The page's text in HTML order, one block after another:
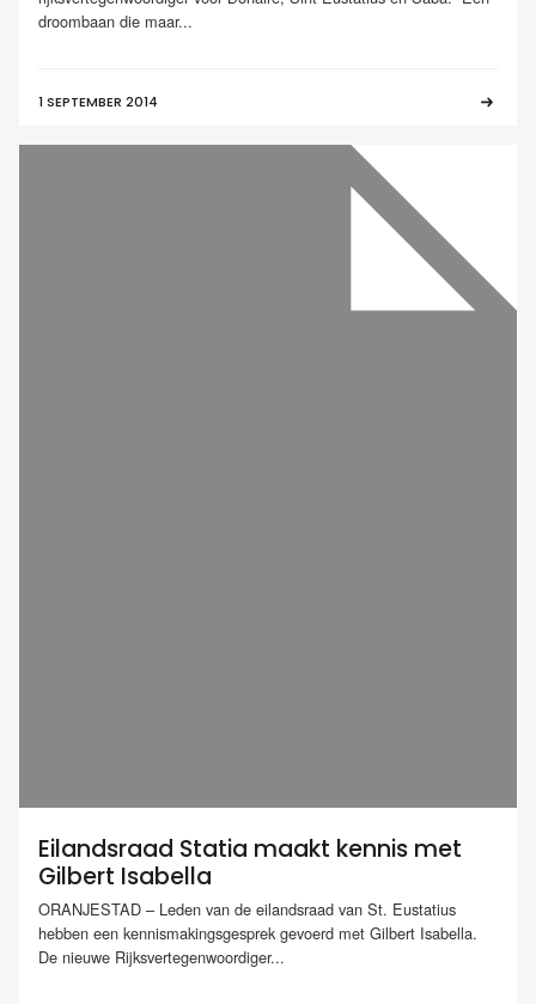
droombaan die maar...
1 SEPTEMBER 2014
Eilandsraad Statia maakt kennis met
Gilbert Isabella
ORANJESTAD – Leden van de eilandsraad van St. Eustatius
hebben een kennismakingsgesprek gevoerd met Gilbert Isabella.
De nieuwe Rijksvertegenwoordiger...